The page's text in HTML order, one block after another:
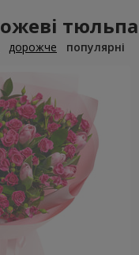
дорожче популярні